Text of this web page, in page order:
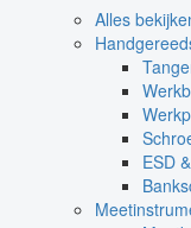
Alles
ESD